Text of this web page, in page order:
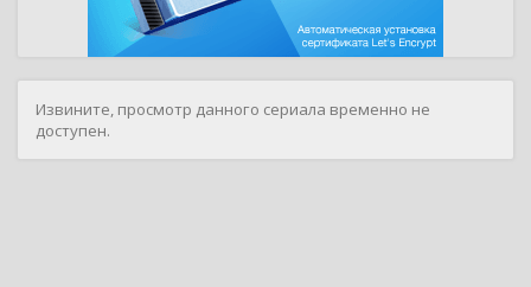
Извините, просмотр данного сериала временно не
доступен.